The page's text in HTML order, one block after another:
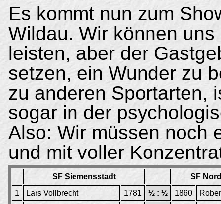
Es kommt nun zum
Wildau. Wir können
leisten, aber der
setzen, ein Wunder zu
zu anderen Sportarten,
sogar in der
Also: Wir müssen noch
und mit voller
SF Siemensstadt
SF
1
Lars Vollbrecht 1781 ½ : ½ 1860